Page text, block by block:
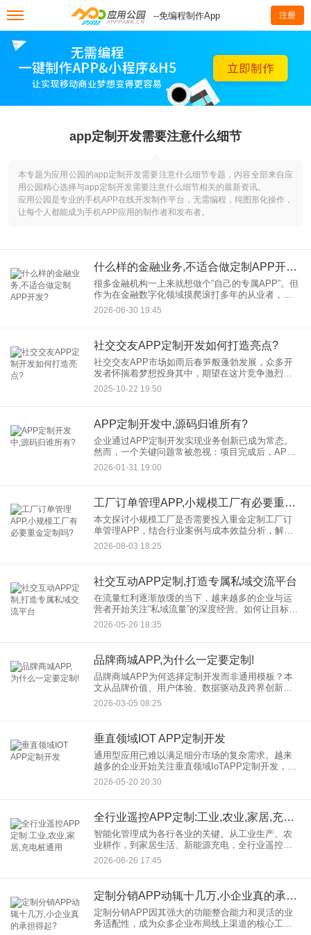
--免编程制作App 注册
app定制开发需要注意什么细节
本专题为应用公园的app定制开发需要注意什么细节专题，内容全部来自应
用公园精心选择与app定制开发需要注意什么细节相关的最新资讯。
应用公园是专业的手机APP在线开发制作平台，无需编程，纯图形化操作，
让每个人都能成为手机APP应用的制作者和发布者。
什么样的金融业务,不适合做定制APP开发?
很多金融机构一上来就想做个“自己的专属APP”。但
作为在金融数字化领域摸爬滚打多年的从业者，我
必须泼盆冷水：并不是所有金融业务，都适合一上
2026-06-30 19:45
社交交友APP定制开发如何打造亮点?
社交交友APP市场如雨后春笋般蓬勃发展，众多开
发者怀揣着梦想投身其中，期望在这片竞争激烈的
蓝海中分得一杯羹。然而，要想在众多社交交友
APP中脱颖而出，关键在于在开发过程中打造出独
2025-10-22 19:50
APP定制开发中,源码归谁所有?
企业通过APP定制开发实现业务创新已成为常态。
然而，一个关键问题常被忽视：项目完成后，APP
的源码究竟归谁所有？ 这一问题不仅涉及法律权
属，更直接关系到企业后续维护、升级的自主权，
2026-01-31 19:00
工厂订单管理APP,小规模工厂有必要重金定制吗?
本文探讨小规模工厂是否需要投入重金定制工厂订
单管理APP，结合行业案例与成本效益分析，解析
订单管理APP定制的适用场景、核心价值及轻量化
替代方案，助力企业科学决策。在文中，我们列举
2026-08-03 18:25
社交互动APP定制,打造专属私域交流平台
在流量红利逐渐放缓的当下，越来越多的企业与运
营者开始关注“私域流量”的深度经营。如何让目标用
户在一个自主、可控、高粘性的环境中互动，已成
为品牌增长的关键。而实现这一目标的理想途径，
2026-05-26 18:35
品牌商城APP,为什么一定要定制!
品牌商城APP为何选择定制开发而非通用模板？本
文从品牌价值、用户体验、数据驱动及跨界创新四
大维度，揭秘定制化如何助力品牌在激烈竞争中突
2026-03-05 08:25
垂直领域IOT APP定制开发
通用型应用已难以满足细分市场的复杂需求。越来
越多的企业开始关注垂直领域IoTAPP定制开发，希
望通过针对性的移动端解决方案，将硬件、数据与
业务流程深度融合。本文将围绕IoT APP定制开发的
2026-05-20 20:30
全行业遥控APP定制:工业,农业,家居,充电桩通用
智能化管理成为各行各业的关键。从工业生产、农
业耕作，到家居生活、新能源充电，全行业遥控
APP定制服务正凭借独特优势，引领智能化管理革
命。本文将详细解析全行业遥控APP定制服务，探
2026-06-26 17:45
定制分销APP动辄十几万,小企业真的承担得起?
定制分销APP因其强大的功能整合能力和灵活的业
务适配性，成为众多企业布局线上渠道的核心工